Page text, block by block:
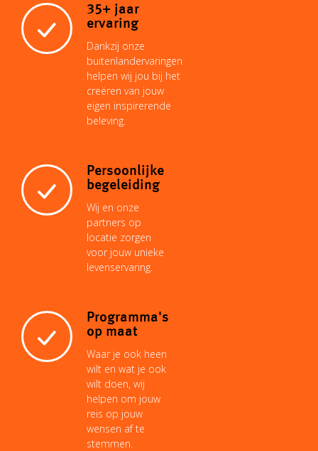
35+ jaar
ervaring
Dankzij onze
buitenlandervaringen
helpen wij jou bij het
creëren van jouw
eigen inspirerende
beleving.
Persoonlijke
begeleiding
Wij en onze
partners op
locatie zorgen
voor jouw unieke
levenservaring.
Programma's
op maat
Waar je ook heen
wilt en wat je ook
wilt doen, wij
helpen om jouw
reis op jouw
wensen af te
stemmen.